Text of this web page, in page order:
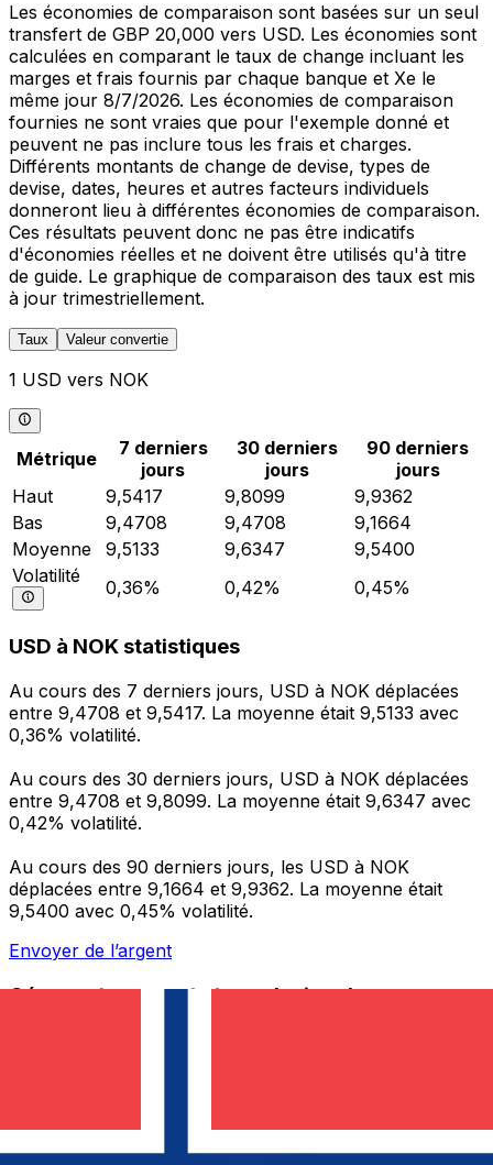
Les économies de comparaison sont basées sur un seul
transfert de GBP 20,000 vers USD. Les économies sont
calculées en comparant le taux de change incluant les
marges et frais fournis par chaque banque et Xe le
même jour 8/7/2026. Les économies de comparaison
fournies ne sont vraies que pour l'exemple donné et
peuvent ne pas inclure tous les frais et charges.
Différents montants de change de devise, types de
devise, dates, heures et autres facteurs individuels
donneront lieu à différentes économies de comparaison.
Ces résultats peuvent donc ne pas être indicatifs
d'économies réelles et ne doivent être utilisés qu'à titre
de guide. Le graphique de comparaison des taux est mis
à jour trimestriellement.
Taux Valeur convertie
1 USD vers NOK
Métrique
7 derniers
jours
30 derniers
jours
90 derniers
jours
Haut
9,5417 9,8099
9,9362
Bas
9,4708 9,4708
9,1664
Moyenne
9,5133 9,6347
9,5400
Volatilité
0,36% 0,42% 0,45%
USD à NOK statistiques
Au cours des 7 derniers jours, USD à NOK déplacées
entre 9,4708 et 9,5417. La moyenne était 9,5133 avec
0,36% volatilité.
Au cours des 30 derniers jours, USD à NOK déplacées
entre 9,4708 et 9,8099. La moyenne était 9,6347 avec
0,42% volatilité.
Au cours des 90 derniers jours, les USD à NOK
déplacées entre 9,1664 et 9,9362. La moyenne était
9,5400 avec 0,45% volatilité.
Envoyer de l’argent
Gérez votre argent et vos devises lorsque vous
programmez des alertes de taux et transférez de
l'argent à l'étranger sans frais cachés. Téléchargez